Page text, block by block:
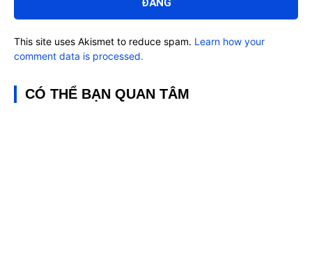
This site uses Akismet to reduce spam. Learn how your
comment data is processed.
CÓ THỂ BẠN QUAN TÂM